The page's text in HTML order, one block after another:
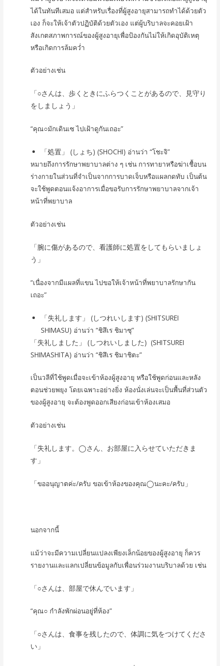
ได้ในทันทีเสมอ แต่สำหรับเรื่องที่ผู้สูงอายุสามารถทำได้ด้วยตัว
เอง ก็จะให้เจ้าตัวปฏิบัติด้วยตัวเอง แต่ผู้บริบาลจะคอยเฝ้า
สังเกตสภาพการณ์ของผู้สูงอายุเพื่อป้องกันไม่ให้เกิดอุบัติเหตุ
หรือเกิดการล้มคว่ำ
ตัวอย่างเช่น
「○さんは、歩くときにふらつくことがあるので、見守り
をしましょう」
“คุณ○มักเดินเซ ไปเฝ้าดูกันเถอะ”
「処置」 (しょち) (SHOCHI) อ่านว่า “โชะจิ”
หมายถึงการรักษาพยาบาลต่าง ๆ เช่น การทายาหรือฆ่าเชื้อบน
ร่างกายในส่วนที่จำเป็นจากการบาดเจ็บหรือแผลกดทับ เป็นต้น
จะใช้พูดตอนแจ้งอาการเมื่อขอรับการรักษาพยาบาลจากเจ้า
หน้าที่พยาบาล
ตัวอย่างเช่น
「腕に傷があるので、看護師に処置をしてもらいましょ
う」
“เนื่องจากมีแผลที่แขน ไปขอให้เจ้าหน้าที่พยาบาลรักษากัน
เถอะ”
「失礼します」 (しつれいします) (SHITSUREI
SHIMASU) อ่านว่า “ชิสึเร ชิมาซุ”
「失礼しました」 (しつれいしました) (SHITSUREI
SHIMASHITA) อ่านว่า “ชิสึเร ชิมาชิตะ”
เป็นวลีที่ใช้พูดเมื่อจะเข้าห้องผู้สูงอายุ หรือใช้พูดก่อนและหลัง
ตอนช่วยพยุง โดยเฉพาะอย่างยิ่ง ห้องนั่งเล่นจะเป็นพื้นที่ส่วนตัว
ของผู้สูงอายุ จะต้องพูดออกเสียงก่อนเข้าห้องเสมอ
ตัวอย่างเช่น
「失礼します。◯さん、お部屋に入らせていただきま
す」
「ขออนุญาตค่ะ/ครับ ขอเข้าห้องของคุณ◯นะคะ/ครับ」
นอกจากนี้
แม้ว่าจะมีความเปลี่ยนแปลงเพียงเล็กน้อยของผู้สูงอายุ ก็ควร
รายงานและแลกเปลี่ยนข้อมูลกับเพื่อนร่วมงานบริบาลด้วย เช่น
「○さんは、部屋で休んでいます」
“คุณ○ กำลังพักผ่อนอยู่ที่ห้อง”
「○さんは、食事を残したので、体調に気をつけてくださ
い」